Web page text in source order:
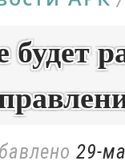
будет
29-